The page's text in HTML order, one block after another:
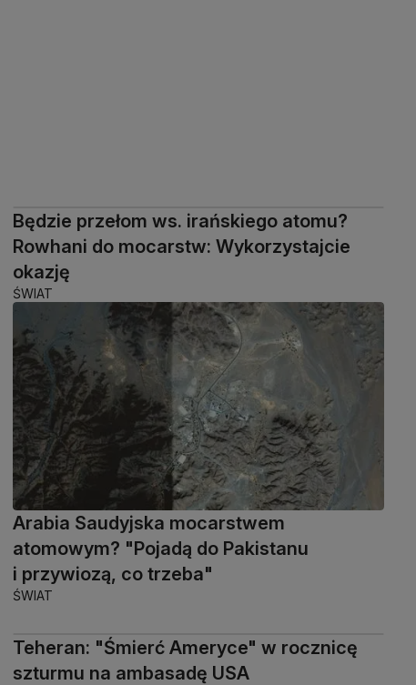
Będzie przełom ws. irańskiego atomu?
Rowhani do mocarstw: Wykorzystajcie
okazję
ŚWIAT
Arabia Saudyjska mocarstwem
atomowym? "Pojadą do Pakistanu
i przywiozą, co trzeba"
ŚWIAT
Teheran: "Śmierć Ameryce" w rocznicę
szturmu na ambasadę USA